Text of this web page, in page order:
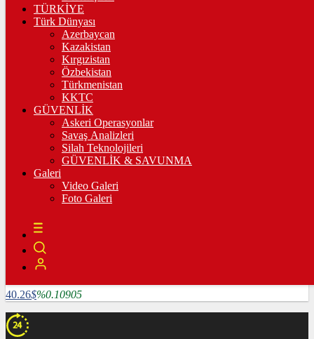
3.335,67%0,36
%-0,03
BİTCOİN
4782585฿%1.64124
LİTECOİN
%5.25507
ETHEREUM
%6.0715
RİPPLE
118.86%2.16847
TETHER
40.26$%0.10905
TÜRKİYE
Türk Dünyası
Azerbaycan
Kazakistan
Kırgızistan
Özbekistan
Türkmenistan
KKTC
GÜVENLİK
Askeri Operasyonlar
Savaş Analizleri
Silah Teknolojileri
GÜVENLİK & SAVUNMA
Galeri
Video Galeri
Foto Galeri